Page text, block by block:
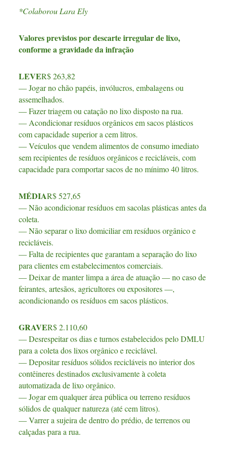
*Colaborou Lara Ely
Valores previstos por descarte irregular de lixo,
conforme a gravidade da infração
LEVER$ 263,82
— Jogar no chão papéis, invólucros, embalagens ou
assemelhados.
— Fazer triagem ou catação no lixo disposto na rua.
— Acondicionar resíduos orgânicos em sacos plásticos
com capacidade superior a cem litros.
— Veículos que vendem alimentos de consumo imediato
sem recipientes de resíduos orgânicos e recicláveis, com
capacidade para comportar sacos de no mínimo 40 litros.
MÉDIAR$ 527,65
— Não acondicionar resíduos em sacolas plásticas antes da
coleta.
— Não separar o lixo domiciliar em resíduos orgânico e
recicláveis.
— Falta de recipientes que garantam a separação do lixo
para clientes em estabelecimentos comerciais.
— Deixar de manter limpa a área de atuação — no caso de
feirantes, artesãos, agricultores ou expositores —,
acondicionando os resíduos em sacos plásticos.
GRAVER$ 2.110,60
— Desrespeitar os dias e turnos estabelecidos pelo DMLU
para a coleta dos lixos orgânico e reciclável.
— Depositar resíduos sólidos recicláveis no interior dos
contêineres destinados exclusivamente à coleta
automatizada de lixo orgânico.
— Jogar em qualquer área pública ou terreno resíduos
sólidos de qualquer natureza (até cem litros).
— Varrer a sujeira de dentro do prédio, de terrenos ou
calçadas para a rua.